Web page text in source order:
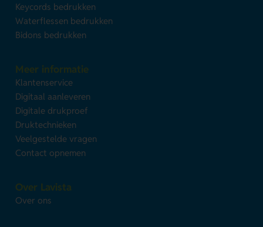
Keycords bedrukken
Waterflessen bedrukken
Bidons bedrukken
Meer informatie
Klantenservice
Digitaal aanleveren
Digitale drukproef
Druktechnieken
Veelgestelde vragen
Contact opnemen
Over Lavista
Over ons